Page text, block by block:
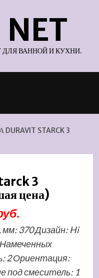
ВАННОЙ И КУХНИ.
STARCK 3
3
цена)
370 Дизайн: Hi
2 Ориентация:
под смеситель: 1